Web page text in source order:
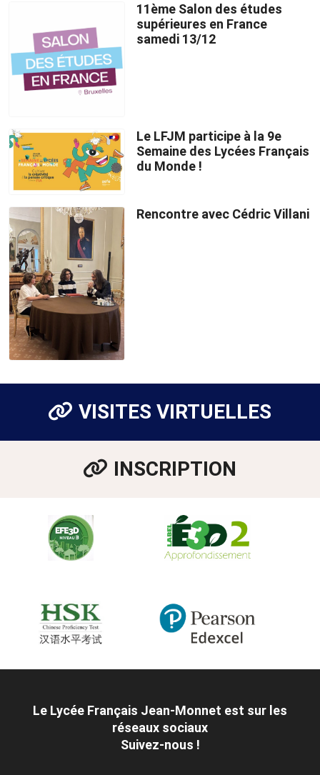
11ème Salon des études
supérieures en France
samedi 13/12
Le LFJM participe à la 9e
Semaine des Lycées Français
du Monde !
Rencontre avec Cédric Villani
VISITES VIRTUELLES
INSCRIPTION
Le Lycée Français Jean-Monnet est sur les
réseaux sociaux
Suivez-nous !